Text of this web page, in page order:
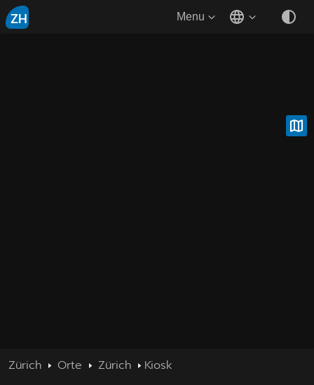
ZH Menu
Zürich Orte Zürich Kiosk